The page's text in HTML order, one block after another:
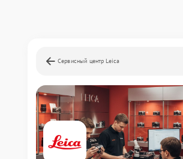
Сервисный центр Leica